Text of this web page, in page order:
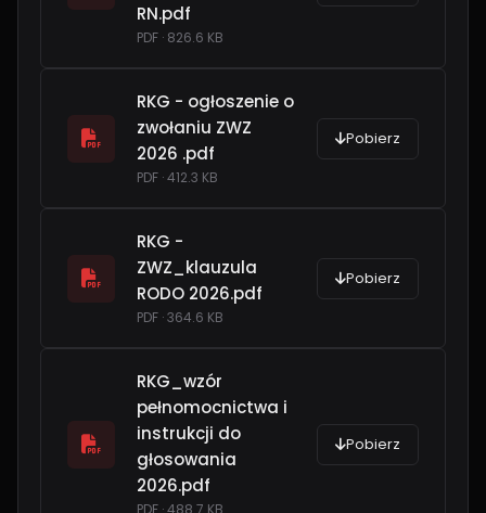
RN.pdf
PDF · 826.6 KB
RKG - ogłoszenie o
zwołaniu ZWZ
2026 .pdf
PDF · 412.3 KB
Pobierz
RKG -
ZWZ_klauzula
RODO 2026.pdf
PDF · 364.6 KB
Pobierz
RKG_wzór
pełnomocnictwa i
instrukcji do
głosowania
2026.pdf
PDF · 488.7 KB
Pobierz